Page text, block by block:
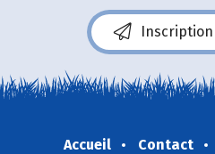
Accueil Contact